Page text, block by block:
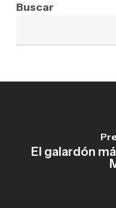
Buscar
El galardón